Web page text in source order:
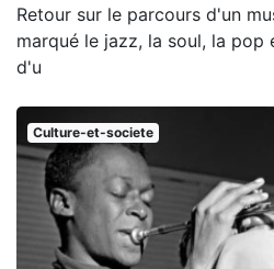
Retour sur le parcours d'un
marqué le jazz, la soul, la
d'u
Culture-et-societe